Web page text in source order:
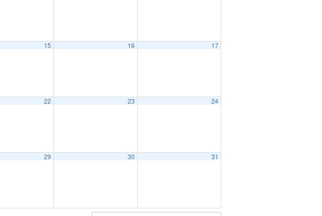
15 16 17
22 23 24
29 30 31